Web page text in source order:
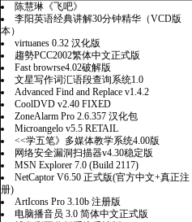
陈慧琳《飞吧》
李阳英语经典讲解30分钟精华（VCD版
本）
virtuanes 0.32 汉化版
趨勢PCC2002繁体中文正式版
Fast browrse4.02破解版
文星写作词汇语段查询系统1.0
Advanced Find and Replace v1.4.2
CoolDVD v2.40 FIXED
ZoneAlarm Pro 2.6.357 汉化包
Microangelo v5.5 RETAIL
<<学五笔》多媒体教学系统4.00版
网络安全漏洞扫描器v4.30稳定版
MSN Explorer 7.0 (Build 2117)
NetCaptor V6.50 正式版(官方中文+真正注
册)
ArtIcons Pro 3.10b 注册版
电脑播音员 3.0 简体中文正式版